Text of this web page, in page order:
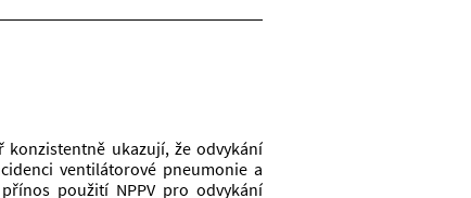
konzistentně ukazují, že odvykání
ventilátorové pneumonie a
použití NPPV pro odvykání